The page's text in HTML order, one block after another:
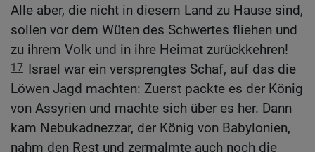
Alle aber, die nicht in diesem Land zu Hause sind,
sollen vor dem Wüten des Schwertes fliehen und
zu ihrem Volk und in ihre Heimat zurückkehren!
17 Israel war ein versprengtes Schaf, auf das die
Löwen Jagd machten: Zuerst packte es der König
von Assyrien und machte sich über es her. Dann
kam Nebukadnezzar, der König von Babylonien,
nahm den Rest und zermalmte auch noch die